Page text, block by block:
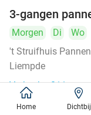
3-gangen
Morgen Di Wo
't Struifhuis
Liempde
Verkocht: 811
Home Dichtbij